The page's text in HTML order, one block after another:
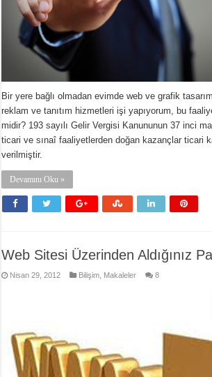
Bir yere bağlı olmadan evimde web ve grafik
reklam ve tanıtım hizmetleri işi yapıyorum, bu
midir? 193 sayılı Gelir Vergisi Kanununun 37 inci
ticari ve sınaî faaliyetlerden doğan kazançlar ticari
verilmiştir.
Devamını Oku »
Web Sitesi Üzerinden Aldığınız
Nisan 29, 2012 Bilişim Makaleler 8